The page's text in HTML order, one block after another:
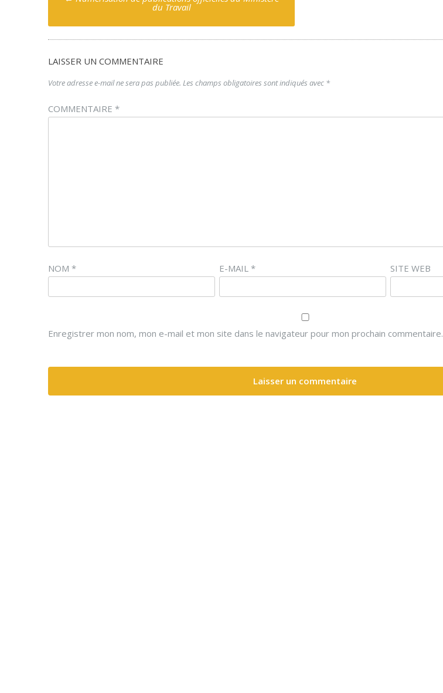
du Travail
LAISSER UN COMMENTAIRE
Votre adresse e-mail ne sera pas publiée. Les champs obligatoires sont indiqués avec *
COMMENTAIRE *
NOM * E-MAIL* SITE WEB
Enregistrer mon nom, mon e-mail et mon site dans le navigateur pour mon prochain commentaire.